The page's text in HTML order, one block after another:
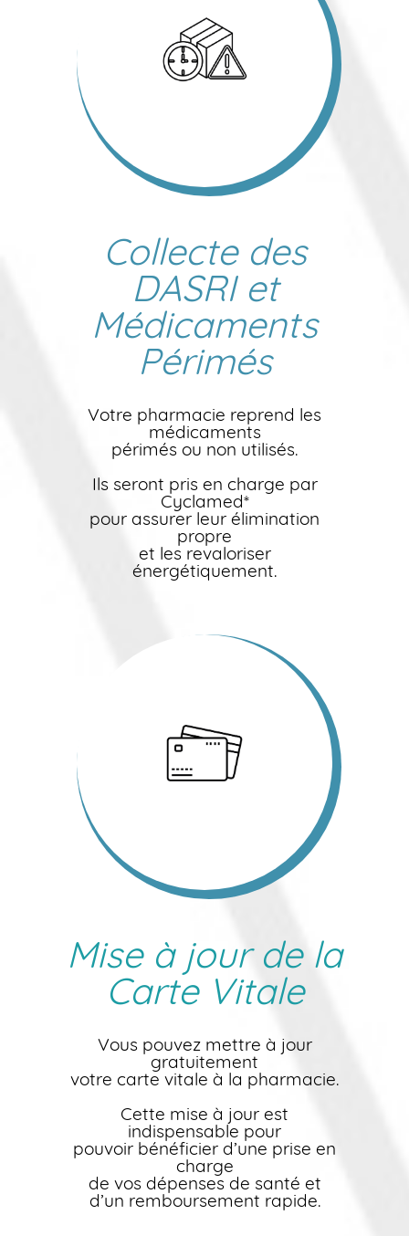
Collecte des
DASRI et
Médicaments
Périmés
Votre pharmacie reprend les
médicaments
périmés ou non utilisés.
Ils seront pris en charge par
Cyclamed*
pour assurer leur élimination
propre
et les revaloriser
énergétiquement.
Mise à jour de la
Carte Vitale
Vous pouvez mettre à jour
gratuitement
votre carte vitale à la pharmacie.
Cette mise à jour est
indispensable pour
pouvoir bénéficier d’une prise en
charge
de vos dépenses de santé et
d’un remboursement rapide.